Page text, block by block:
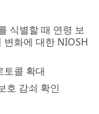
식별할 때 연령 보
변화에 대한 NIOSH
토콜 확대
호 감쇠 확인